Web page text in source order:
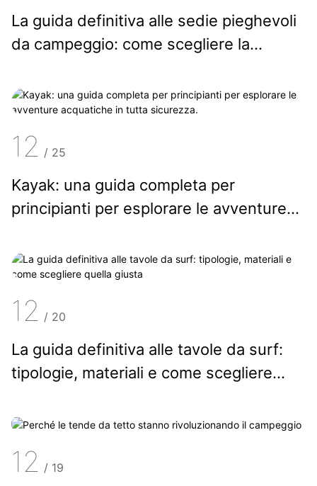
La guida definitiva alle sedie pieghevoli
da campeggio: come scegliere la
aperta
12 / 25
Kayak: una guida completa per
principianti per esplorare le avventure
12 / 20
La guida definitiva alle tavole da surf:
tipologie, materiali e come scegliere
12 / 19